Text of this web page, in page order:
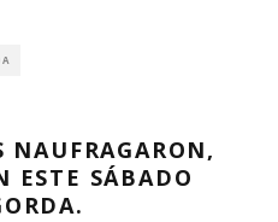
NAUFRAGARON,
ESTE SÁBADO